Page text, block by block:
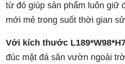
từ đó giúp sản phẩm luôn giữ
mới mẻ trong suốt thời gian
Với kích thước
đúc mặt đá sân vườn ngoài